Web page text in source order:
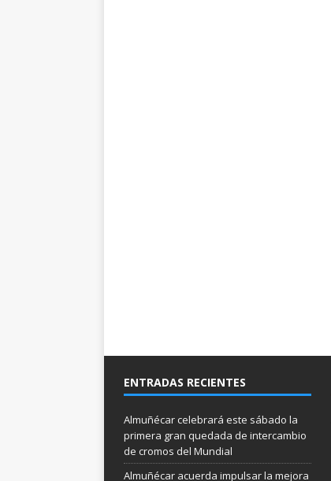
ENTRADAS RECIENTES
Almuñécar celebrará este sábado la
primera gran quedada de intercambio
de cromos del Mundial
Almuñécar acuerda impulsar la mejora